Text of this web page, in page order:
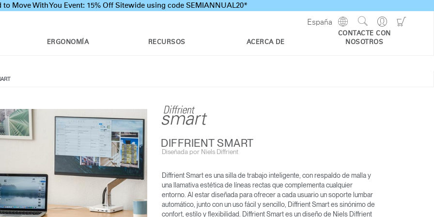
to Move With You Event: 15% Off Sitewide using code SEMIANNUAL20*
ERGONOMÍA RECURSOS ACERCA DE
CONTACTE CON
NOSOTROS
Go
to
Search
Site
España
Show
Regions
WORLD
SILLA DE TRABAJO WORLD
ONE
EXCLUSIVA: TRABAJO DESDE
CASA
LIBERTY OCEAN SMART OCEAN
DIFFRIENT SMART
Diseñada por Niels Diffrient
Diffrient Smart es una silla de trabajo inteligente, con respaldo de malla y
una llamativa estética de líneas rectas que complementa cualquier
entorno. Al estar diseñada para ofrecer a cada usuario un soporte lumbar
automático, junto con un uso fácil y sencillo, Diffrient Smart es sinónimo de
confort, estilo y flexibilidad. Diffrient Smart es un diseño de Niels Diffrient